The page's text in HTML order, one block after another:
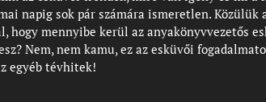
napig sok pár számára ismeretlen. Közülük
hogy mennyibe kerül az anyakönyvvezetős
Nem, nem kamu, ez az esküvői
egyéb tévhitek!